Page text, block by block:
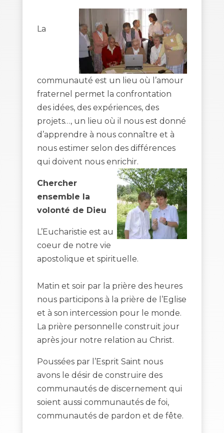
La
communauté est un lieu où l’amour
fraternel permet la confrontation
des idées, des expériences, des
projets…, un lieu où il nous est donné
d’apprendre à nous connaître et à
nous estimer selon des différences
qui doivent nous enrichir.
Chercher
ensemble la
volonté de Dieu
L’Eucharistie est au
coeur de notre vie
apostolique et spirituelle.
Matin et soir par la prière des heures
nous participons à la prière de l’Eglise
et à son intercession pour le monde.
La prière personnelle construit jour
après jour notre relation au Christ.
Poussées par l’Esprit Saint nous
avons le désir de construire des
communautés de discernement qui
soient aussi communautés de foi,
communautés de pardon et de fête.